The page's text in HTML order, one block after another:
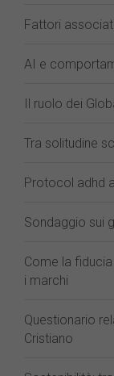
Fattori
AI e
Il ruolo dei
Tra solitudine
Protocol adhd
Sondaggio sui
Come la
i marchi
Questionario
Cristiano